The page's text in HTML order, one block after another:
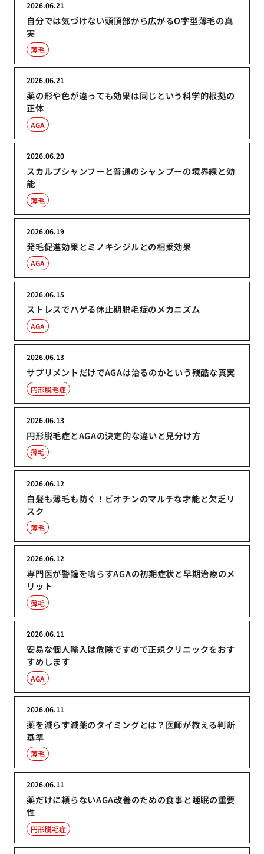
自分では気づけない頭頂部から広がるO字型薄毛の真
実
2026.06.21
薄毛
薬の形や色が違っても効果は同じという科学的根拠の
正体
2026.06.21
AGA
スカルプシャンプーと普通のシャンプーの境界線と効
能
2026.06.20
薄毛
発毛促進効果とミノキシジルとの相乗効果
2026.06.19
AGA
ストレスでハゲる休止期脱毛症のメカニズム
2026.06.15
AGA
サプリメントだけでAGAは治るのかという残酷な真実
2026.06.13
円形脱毛症
円形脱毛症とAGAの決定的な違いと見分け方
2026.06.13
薄毛
白髪も薄毛も防ぐ！ビオチンのマルチな才能と欠乏リ
スク
2026.06.12
薄毛
専門医が警鐘を鳴らすAGAの初期症状と早期治療のメ
リット
2026.06.12
薄毛
安易な個人輸入は危険ですので正規クリニックをおす
すめします
2026.06.11
AGA
薬を減らす減薬のタイミングとは？医師が教える判断
基準
2026.06.11
薄毛
薬だけに頼らないAGA改善のための食事と睡眠の重要
性
2026.06.11
円形脱毛症